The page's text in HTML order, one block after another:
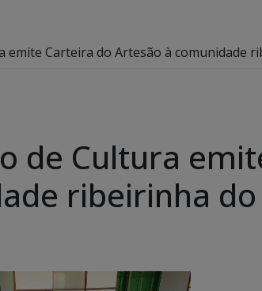
emite Carteira do Artesão à comunidade
de Cultura
ribeirinha